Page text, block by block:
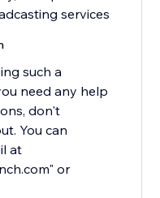
services
such a
need any help
don't
You can
at
or